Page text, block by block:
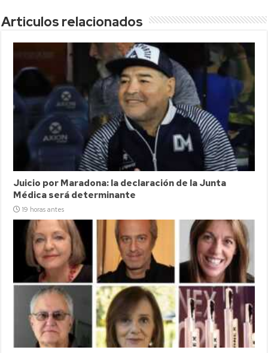
Articulos relacionados
Juicio por Maradona: la declaración de la Junta
Médica será determinante
19 horas antes